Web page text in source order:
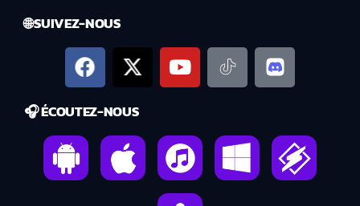
🌐 SUIVEZ-NOUS
🎧 ÉCOUTEZ-NOUS